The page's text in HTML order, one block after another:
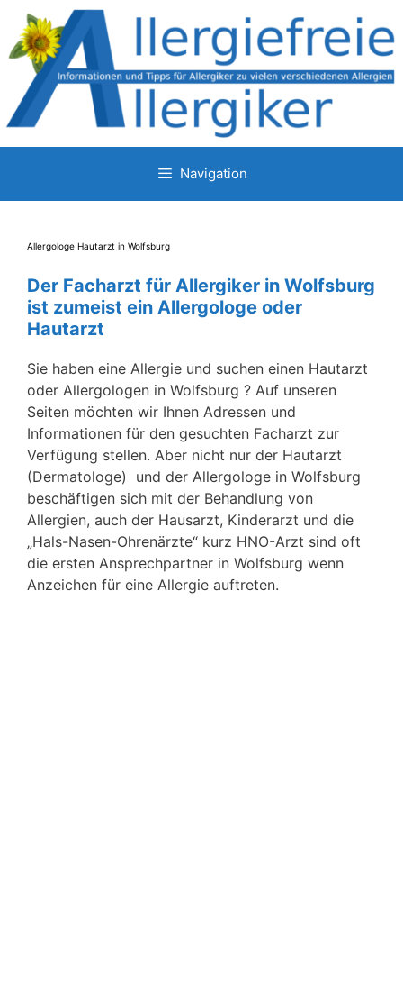
Zum
Inhalt
springen
Navigation
Allergologe Hautarzt in Wolfsburg
Der Facharzt für Allergiker in Wolfsburg
ist zumeist ein Allergologe oder
Hautarzt
Sie haben eine Allergie und suchen einen Hautarzt
oder Allergologen in Wolfsburg ? Auf unseren
Seiten möchten wir Ihnen Adressen und
Informationen für den gesuchten Facharzt zur
Verfügung stellen. Aber nicht nur der Hautarzt
(Dermatologe) und der Allergologe in Wolfsburg
beschäftigen sich mit der Behandlung von
Allergien, auch der Hausarzt, Kinderarzt und die
„Hals-Nasen-Ohrenärzte“ kurz HNO-Arzt sind oft
die ersten Ansprechpartner in Wolfsburg wenn
Anzeichen für eine Allergie auftreten.